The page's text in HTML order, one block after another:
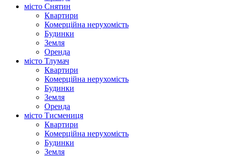
місто Снятин
Квартири
Комерційна нерухомість
Будинки
Земля
Оренда
місто Тлумач
Квартири
Комерційна нерухомість
Будинки
Земля
Оренда
місто Тисмениця
Квартири
Комерційна нерухомість
Будинки
Земля